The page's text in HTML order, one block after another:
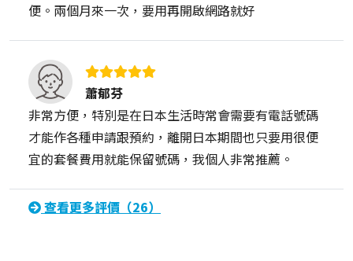
便。兩個月來一次，要用再開啟網路就好
蕭郁芬
非常方便，特別是在日本生活時常會需要有電話號碼
才能作各種申請跟預約，離開日本期間也只要用很便
宜的套餐費用就能保留號碼，我個人非常推薦。
查看更多評價（26）